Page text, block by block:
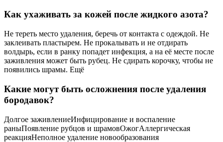
Как ухаживать за кожей после жидкого азота?
Не тереть место удаления, беречь от контакта с одеждой. Не
заклеивать пластырем. Не прокалывать и не отдирать
волдырь, если в ранку попадет инфекция, а на её месте после
заживления может быть рубец. Не сдирать корочку, чтобы не
появились шрамы. Ещё
Какие могут быть осложнения после удаления
бородавок?
Долгое заживлениеИнфицирование и воспаление
раныПоявление рубцов и шрамовОжогАллергическая
реакцияНеполное удаление новообразования